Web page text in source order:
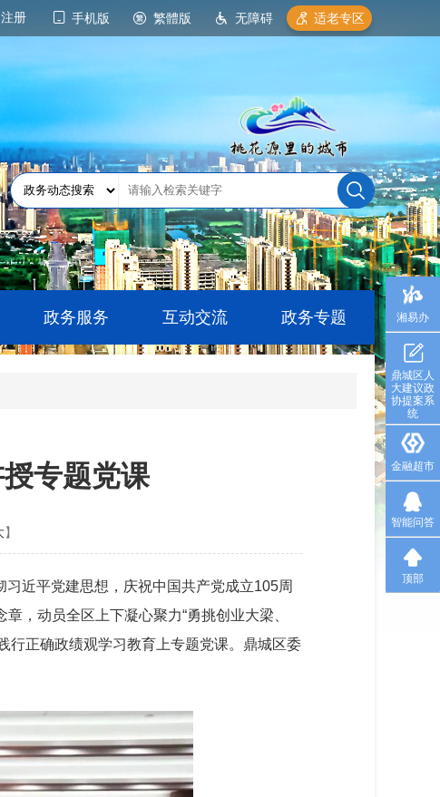
注册 手机版 繁體版 无障碍 适老专区
政务服务 互动交流 政务专题
专题党课
】
近平党建思想，庆祝中国共产党成立105周
，动员全区上下凝心聚力“勇挑创业大梁、
行正确政绩观学习教育上专题党课。鼎城区委
湘易办
鼎城区人
大建议政
协提案系
统
金融超市
智能问答
顶部